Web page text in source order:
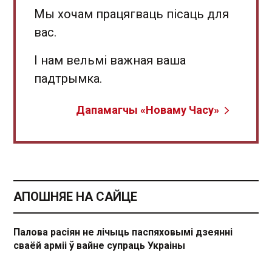
Мы хочам працягваць пісаць для
вас.
І нам вельмі важная ваша
падтрымка.
Дапамагчы «Новаму Часу»
АПОШНЯЕ НА САЙЦЕ
Палова расіян не лічыць паспяховымі дзеянні
сваёй арміі ў вайне супраць Украіны